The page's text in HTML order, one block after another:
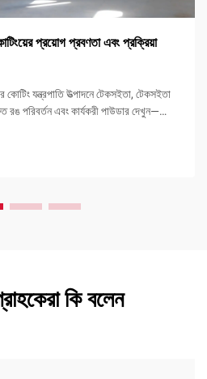
প্রয়োগ প্রবণতা এবং প্রক্রিয়া
কোটিং যন্ত্রপাতি উত্পাদনে টেকসইতা, টেকসইতা
পরিবর্তন এবং কার্যকরী পাউডার দেখুন—
কি বলেন